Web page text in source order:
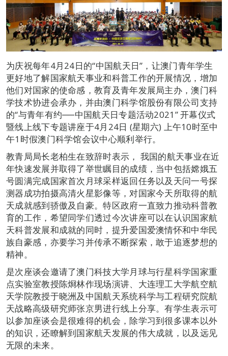
为庆祝每年4月24日的“中国航天日”，让澳门青年学生
更好地了解国家航天事业和科普工作的开展情况，增加
他们对国家的使命感，教育及青年发展局主办，澳门科
学技术协进会承办，并由澳门科学馆股份有限公司支持
的“与青年有约──中国航天日专题活动2021” 开幕仪式
暨线上线下专题讲座于4月24日 (星期六) 上午10时至中
午1时假澳门科学馆会议中心顺利举行。
教青局局长老柏生在致辞时表示， 我国的航天事业在近
年快速发展并取得了举世瞩目的成绩，当中包括嫦娥五
号圆满完成国家首次月球采样返回任务以及天问一号探
测器成功拍摄高清火星影像等，对国家今天所取得的航
天成就感到骄傲及自豪。特区政府一直致力推动科普教
育的工作，希望同学们透过今次讲座可以在认识国家航
天科普发展和成就的同时，提升爱国爱澳情怀和中华民
族自豪感，亦要学习并传承不断探索，敢于追逐梦想的
精神。
是次座谈会邀请了澳门科技大学月球与行星科学国家重
点实验室教授陈烱林作现场演讲、大连理工大学航空航
天学院教授于晓洲及中国航天系统科学与工程研究院航
天战略高级研究师张京男进行线上分享。有学生表示可
以参加座谈会是很难得的机会，除学习到很多课本以外
的知识，还瞭解到国家航天发展的伟大成就，以及远见
无限的未来。